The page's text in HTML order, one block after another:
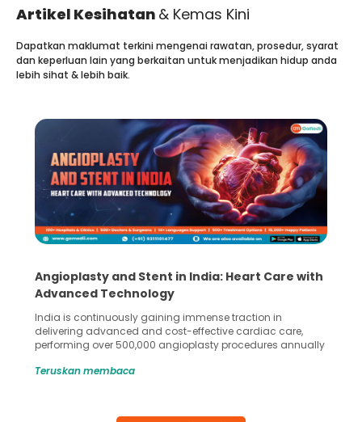
Artikel Kesihatan & Kemas Kini
Dapatkan maklumat terkini mengenai rawatan, prosedur, syarat
dan keperluan lain yang berkaitan untuk menjadikan hidup anda
lebih sihat & lebih baik.
Angioplasty and Stent in India: Heart Care with
Advanced Technology
India is continuously gaining immense traction in
delivering advanced and cost-effective cardiac care,
performing over 500,000 angioplasty procedures annually
globe are searching for treatments like angioplasty and
Studies, such as one published
Teruskan membaca